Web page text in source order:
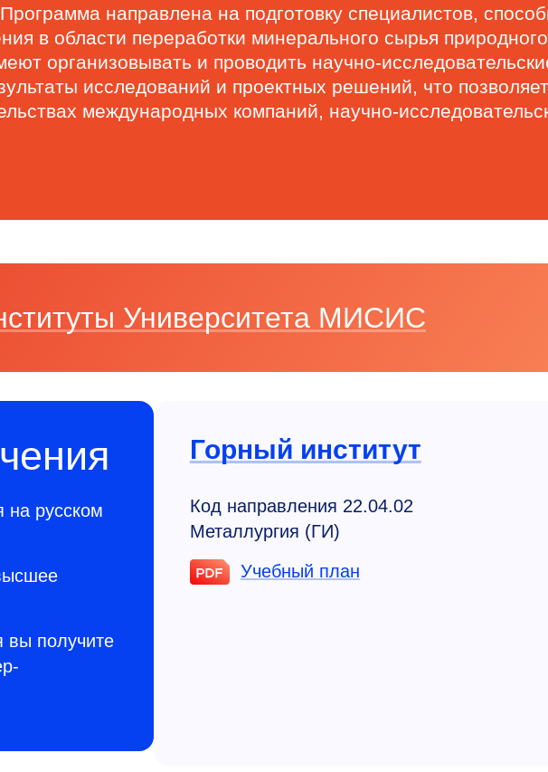
направлена на подготовку специалистов,
в области переработки минерального сырья
организовывать и проводить научно-
исследований и проектных решений, что
международных компаний, научно-
Университета МИСИС
русском
вы получите
Горный институт
Код направления 22.04.02
Металлургия (ГИ)
Учебный план